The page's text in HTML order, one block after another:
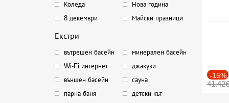
Коледа
Нова година
8 декември
Майски празници
Екстри
вътрешен басейн
минерален басейн
Wi-Fi интернет
джакузи
външен басейн
сауна
парна баня
детски кът
-15%
41.42€